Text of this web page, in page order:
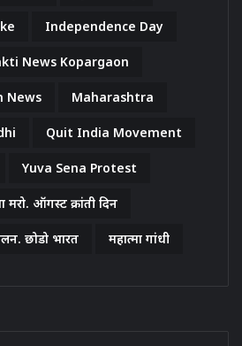
Independence Day
News Kopargaon
News Maharashtra
Quit India Movement
Yuva Sena Protest
मरो. ऑगस्ट क्रांती दिन
छोडो भारत महात्मा गांधी